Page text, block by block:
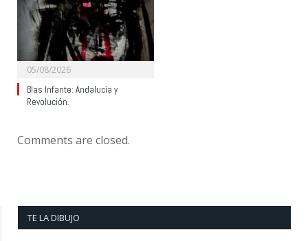
05/08/2026
Blas Infante: Andalucía y
Revolución.
Comments are closed.
TE LA DIBUJO